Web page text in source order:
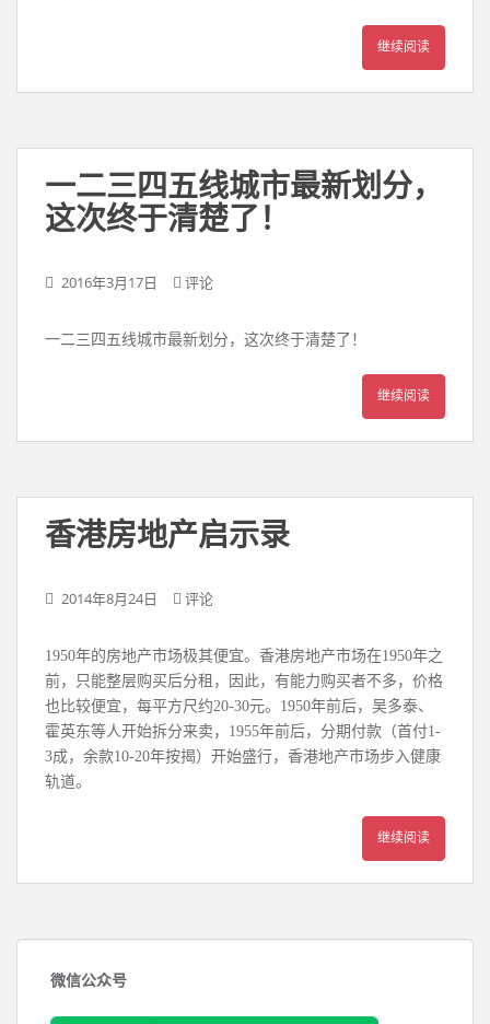
继续阅读
一二三四五线城市最新划分，
这次终于清楚了！
2016年3月17日 评论
一二三四五线城市最新划分，这次终于清楚了！
继续阅读
香港房地产启示录
2014年8月24日 评论
1950年的房地产市场极其便宜。香港房地产市场在1950年之
前，只能整层购买后分租，因此，有能力购买者不多，价格
也比较便宜，每平方尺约20-30元。1950年前后，吴多泰、
霍英东等人开始拆分来卖，1955年前后，分期付款（首付1-
3成，余款10-20年按揭）开始盛行，香港地产市场步入健康
轨道。
继续阅读
微信公众号